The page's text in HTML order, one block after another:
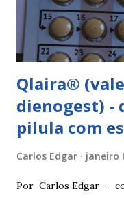
yasminelle® Para
esperar pelo primeiro
correspondente ao
Qlaira®
dienogest) -
pilula com
Carlos Edgar janeiro
Por Carlos Edgar -